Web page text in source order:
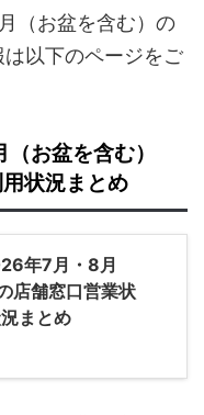
（お盆を含む）の
以下のページをご
お盆を含む）
状況まとめ
年7月・8月
店舗窓口営業状
まとめ